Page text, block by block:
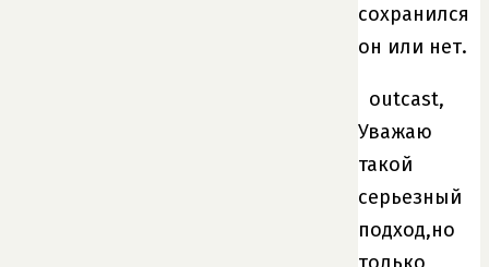
сохранился
он или нет.
outcast,
Уважаю
такой
серьезный
подход,но